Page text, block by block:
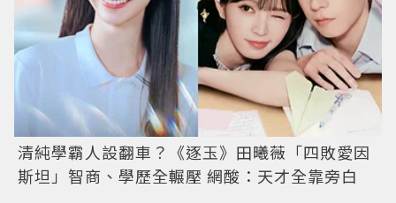
清純學霸人設翻車？《逐玉》田曦薇「四敗愛因
斯坦」智商、學歷全輾壓 網酸：天才全靠旁白